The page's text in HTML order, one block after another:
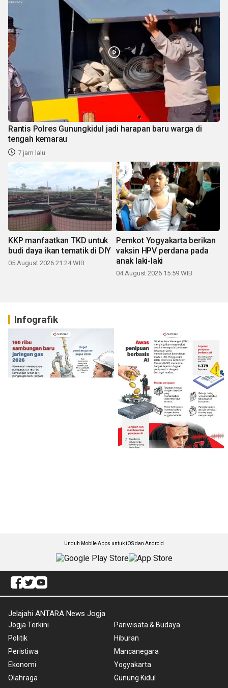
Rantis Polres Gunungkidul jadi harapan baru warga di
tengah kemarau
7 jam lalu
KKP manfaatkan TKD untuk
budi daya ikan tematik di DIY
05 August 2026 21:24 WIB
Pemkot Yogyakarta berikan
vaksin HPV perdana pada
anak laki-laki
04 August 2026 15:59 WIB
Infografik
Unduh Mobile Apps untuk iOS dan Android
Jelajahi ANTARA News Jogja
Jogja Terkini
Politik
Peristiwa
Ekonomi
Olahraga
Pariwisata & Budaya
Hiburan
Mancanegara
Yogyakarta
Gunung Kidul